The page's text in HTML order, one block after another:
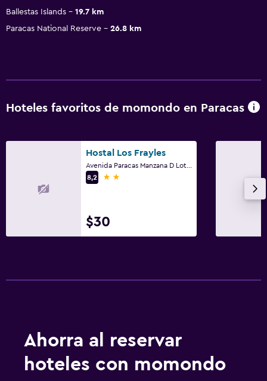
Ballestas Islands
19.7 km
Paracas National Reserve
26.8 km
Hoteles favoritos de momondo en Paracas
Hostal Los Frayles
8,2
2 estrellas
$30
Ahorra al reservar
hoteles con momondo